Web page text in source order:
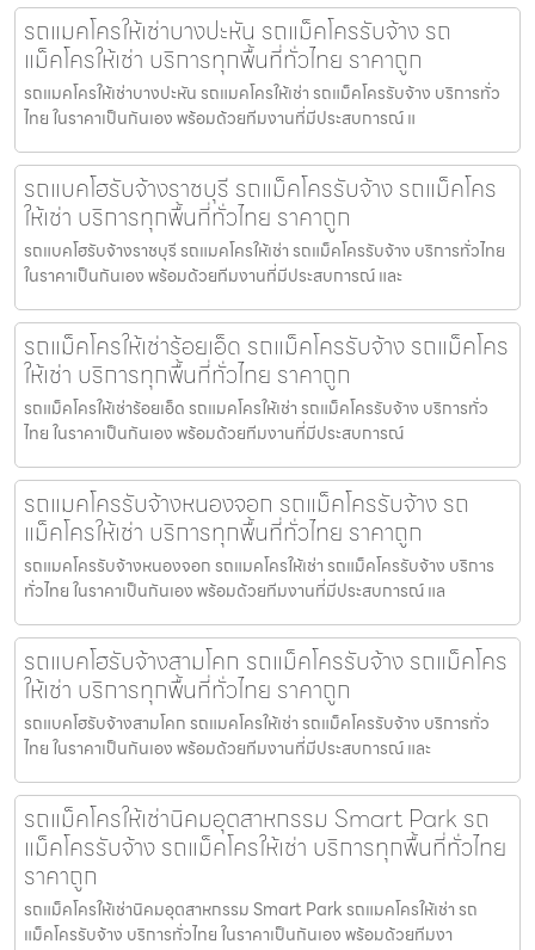
รถแมคโครให้เช่าบางปะหัน รถแม็คโครรับจ้าง รถ
แม็คโครให้เช่า บริการทุกพื้นที่ทั่วไทย ราคาถูก
รถแมคโครให้เช่าบางปะหัน รถแมคโครให้เช่า รถแม็คโครรับจ้าง บริการทั่ว
ไทย ในราคาเป็นกันเอง พร้อมด้วยทีมงานที่มีประสบการณ์ แ
รถแบคโฮรับจ้างราชบุรี รถแม็คโครรับจ้าง รถแม็คโคร
ให้เช่า บริการทุกพื้นที่ทั่วไทย ราคาถูก
รถแบคโฮรับจ้างราชบุรี รถแมคโครให้เช่า รถแม็คโครรับจ้าง บริการทั่วไทย
ในราคาเป็นกันเอง พร้อมด้วยทีมงานที่มีประสบการณ์ และ
รถแม็คโครให้เช่าร้อยเอ็ด รถแม็คโครรับจ้าง รถแม็คโคร
ให้เช่า บริการทุกพื้นที่ทั่วไทย ราคาถูก
รถแม็คโครให้เช่าร้อยเอ็ด รถแมคโครให้เช่า รถแม็คโครรับจ้าง บริการทั่ว
ไทย ในราคาเป็นกันเอง พร้อมด้วยทีมงานที่มีประสบการณ์
รถแมคโครรับจ้างหนองจอก รถแม็คโครรับจ้าง รถ
แม็คโครให้เช่า บริการทุกพื้นที่ทั่วไทย ราคาถูก
รถแมคโครรับจ้างหนองจอก รถแมคโครให้เช่า รถแม็คโครรับจ้าง บริการ
ทั่วไทย ในราคาเป็นกันเอง พร้อมด้วยทีมงานที่มีประสบการณ์ แล
รถแบคโฮรับจ้างสามโคก รถแม็คโครรับจ้าง รถแม็คโคร
ให้เช่า บริการทุกพื้นที่ทั่วไทย ราคาถูก
รถแบคโฮรับจ้างสามโคก รถแมคโครให้เช่า รถแม็คโครรับจ้าง บริการทั่ว
ไทย ในราคาเป็นกันเอง พร้อมด้วยทีมงานที่มีประสบการณ์ และ
รถแม็คโครให้เช่านิคมอุตสาหกรรม Smart Park รถ
แม็คโครรับจ้าง รถแม็คโครให้เช่า บริการทุกพื้นที่ทั่วไทย
ราคาถูก
รถแม็คโครให้เช่านิคมอุตสาหกรรม Smart Park รถแมคโครให้เช่า รถ
แม็คโครรับจ้าง บริการทั่วไทย ในราคาเป็นกันเอง พร้อมด้วยทีมงา